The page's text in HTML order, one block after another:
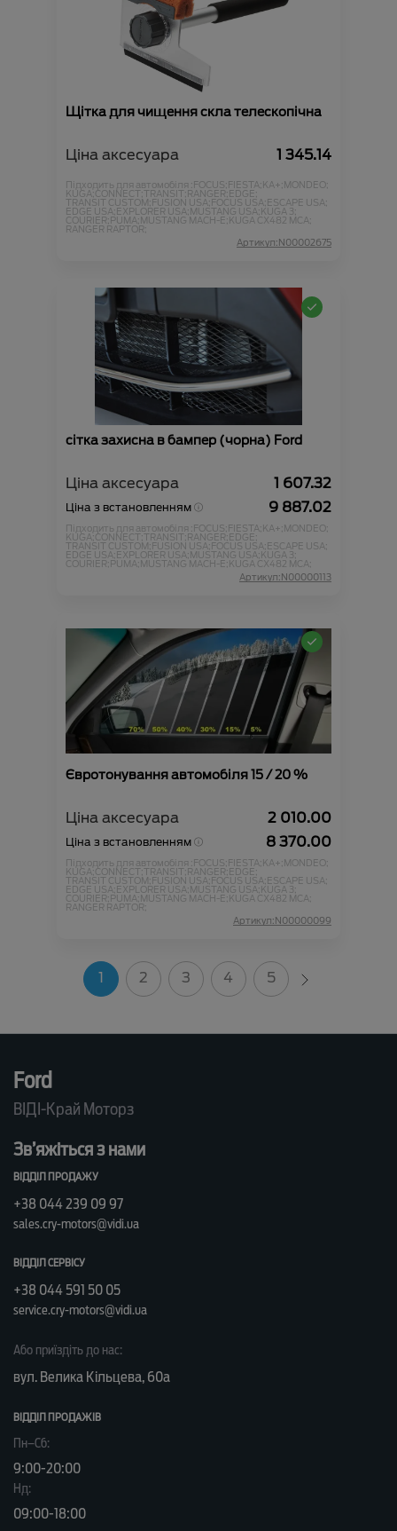
Щітка для чищення скла телескопічна
Ціна аксесуара 1 345.14
Підходить для автомобіля :FOCUS;FIESTA;KA+;MONDEO;
KUGA;CONNECT;TRANSIT;RANGER;EDGE;
TRANSIT CUSTOM;FUSION USA;FOCUS USA;ESCAPE USA;
EDGE USA;EXPLORER USA;MUSTANG USA;KUGA 3;
COURIER;PUMA;MUSTANG MACH-E;KUGA CX482 MCA;
RANGER RAPTOR;
Артикул:N00002675
сітка захисна в бампер (чорна) Ford
Ціна аксесуара 1 607.32
Ціна з встановленням 9 887.02
Підходить для автомобіля :FOCUS;FIESTA;KA+;MONDEO;
KUGA;CONNECT;TRANSIT;RANGER;EDGE;
TRANSIT CUSTOM;FUSION USA;FOCUS USA;ESCAPE USA;
EDGE USA;EXPLORER USA;MUSTANG USA;KUGA 3;
COURIER;PUMA;MUSTANG MACH-E;KUGA CX482 MCA;
Артикул:N00000113
Євротонування автомобіля 15 / 20 %
Ціна аксесуара 2 010.00
Ціна з встановленням 8 370.00
Підходить для автомобіля :FOCUS;FIESTA;KA+;MONDEO;
KUGA;CONNECT;TRANSIT;RANGER;EDGE;
TRANSIT CUSTOM;FUSION USA;FOCUS USA;ESCAPE USA;
EDGE USA;EXPLORER USA;MUSTANG USA;KUGA 3;
COURIER;PUMA;MUSTANG MACH-E;KUGA CX482 MCA;
RANGER RAPTOR;
Артикул:N00000099
1 2 3 4 5
Ford
ВІДІ-Край Моторз
Зв’яжіться з нами
ВІДДІЛ ПРОДАЖУ
+38 044 239 09 97
sales.cry-motors@vidi.ua
ВІДДІЛ СЕРВІСУ
+38 044 591 50 05
service.cry-motors@vidi.ua
Або приїздіть до нас:
вул. Велика Кільцева, 60а
ВІДДІЛ ПРОДАЖІВ
Пн–Сб:
9:00-20:00
Нд:
09:00-18:00